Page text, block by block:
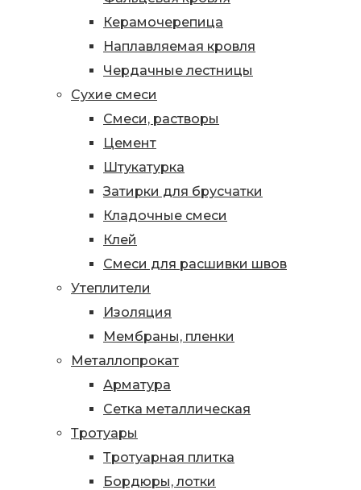
Керамочерепица
Наплавляемая кровля
Чердачные лестницы
Сухие смеси
Смеси, растворы
Цемент
Штукатурка
Затирки для брусчатки
Кладочные смеси
Клей
Смеси для расшивки швов
Утеплители
Изоляция
Мембраны, пленки
Металлопрокат
Арматура
Сетка металлическая
Тротуары
Тротуарная плитка
Бордюры, лотки